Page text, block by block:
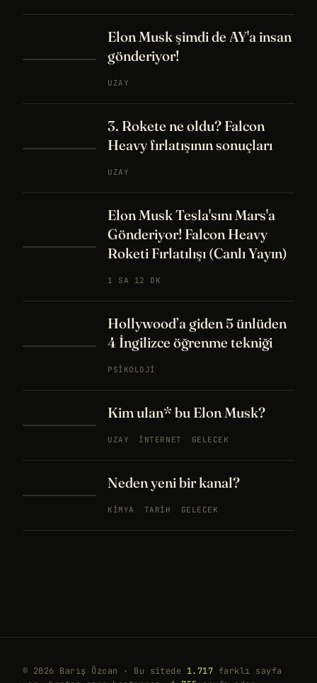
Elon Musk şimdi de AY'a insan
gönderiyor!
UZAY
3. Rokete ne oldu? Falcon
Heavy fırlatışının sonuçları
UZAY
Elon Musk Tesla'sını Mars'a
Gönderiyor! Falcon Heavy
Roketi Fırlatılışı (Canlı Yayın)
1 SA 12 DK
Hollywood’a giden 5 ünlüden
4 İngilizce öğrenme tekniği
PSIKOLOJI
Kim ulan* bu Elon Musk?
UZAY İNTERNET GELECEK
Neden yeni bir kanal?
KIMYA TARIH GELECEK
© 2026 Barış Özcan · Bu sitede 1.717 farklı sayfa